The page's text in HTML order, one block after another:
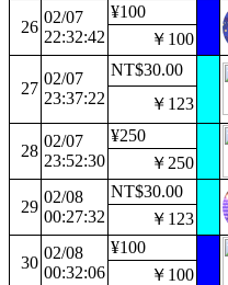
26
02/07
22:32:42
¥100
￥100
27
02/07
23:37:22
NT$30.00
￥123
28
02/07
23:52:30
¥250
￥250
29
02/08
00:27:32
NT$30.00
￥123
30
02/08
00:32:06
¥100
￥100